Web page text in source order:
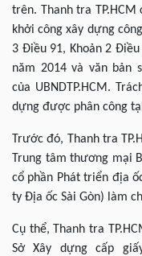
trên. Thanh tra
khởi công xây dựng
3 Điều 91, Khoản 2
năm 2014 và văn bản
của UBNDTP.HCM.
dựng được phân công
Trước đó, Thanh tra
Trung tâm thương mại
cổ phần Phát triển địa
ty Địa ốc Sài Gòn) làm
Cụ thể, Thanh tra
Sở Xây dựng cấp